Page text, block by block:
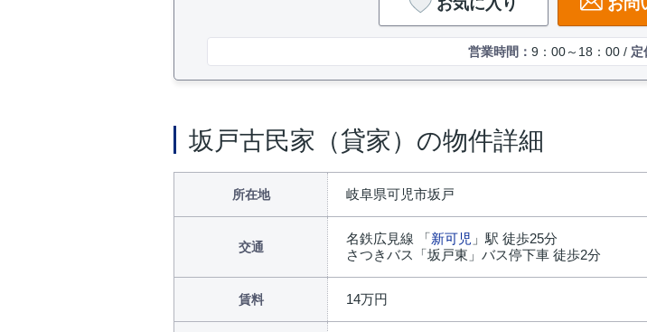
お気に入り お問
営業時間： 9：00～18：00 / 定
坂戸古民家（貸家）の物件詳細
所在地 岐阜県可児市坂戸
交通
名鉄広見線 「新可児 」駅 徒歩25分
さつきバス「坂戸東」バス停下車 徒歩2分
賃料 14万円